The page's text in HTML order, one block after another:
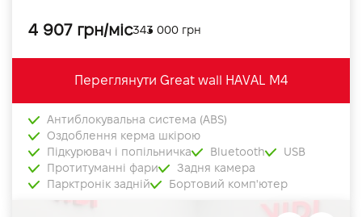
4 907 грн/міс343 000 грн
Переглянути Great wall HAVAL M4
Антиблокувальна система (ABS)
Оздоблення керма шкірою
Підкурювач і попільничка
Bluetooth
USB
Протитуманні фари
Задня камера
Парктронік задній
Бортовий комп'ютер